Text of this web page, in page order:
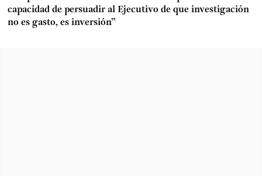
capacidad de persuadir al Ejecutivo de que investigación
no es gasto, es inversión”